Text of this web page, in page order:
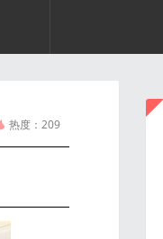
热度： 209